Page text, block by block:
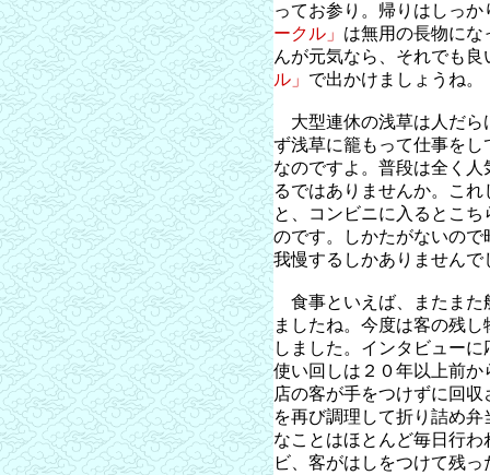
ってお参り。帰りはしっ
ークル」 は無用の長物に
んが元気なら、それでも
ル」 で出かけましょうね
大型連休の浅草は人だら
ず浅草に籠もって仕事を
なのですよ。普段は全く
るではありませんか。こ
と、コンビニに入るとこ
のです。しかたがないの
我慢するしかありませんで
食事といえば、またまた
ましたね。今度は客の残
しました。インタビュー
使い回しは２０年以上前
店の客が手をつけずに回
を再び調理して折り詰め
なことはほとんど毎日行
ビ、客がはしをつけて残